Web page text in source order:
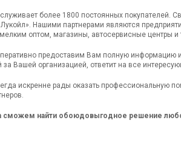
более 1800 постоянных
Нашими партнерами являются
оптом, магазины, автосервисные центры и
предоставим Вам полную информацию
Вашей организацией, ответит на все
искренне рады оказать профессиональную
сможем найти обоюдовыгодное решение